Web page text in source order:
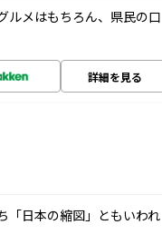
メはもちろん、県民の口
詳細を見る
「日本の縮図」ともいわれ